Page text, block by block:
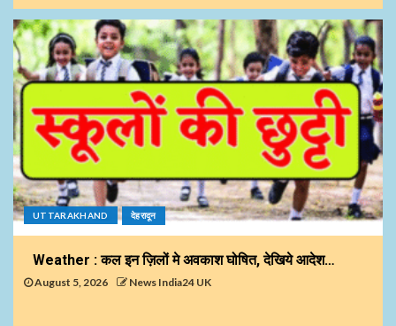
UTTARAKHAND देहरादून
Weather : कल इन ज़िलों मे अवकाश घोषित, देखिये आदेश…
August 5, 2026 News India24 UK